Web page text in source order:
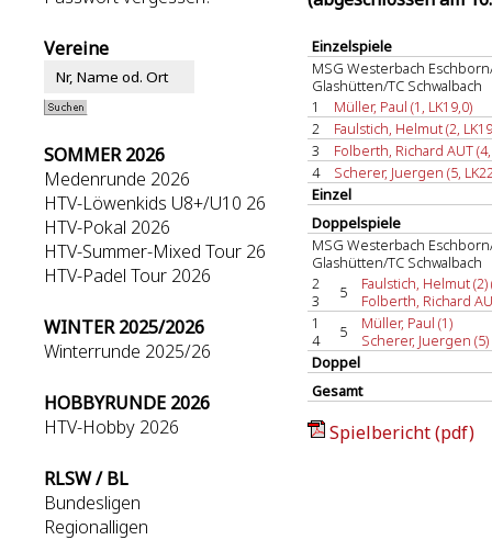
Vereine
SOMMER 2026
Medenrunde 2026
HTV-Löwenkids U8+/U10 26
HTV-Pokal 2026
HTV-Summer-Mixed Tour 26
HTV-Padel Tour 2026
WINTER 2025/2026
Winterrunde 2025/26
HOBBYRUNDE 2026
HTV-Hobby 2026
RLSW / BL
Bundesligen
Regionalligen
Einzelspiele
MSG Westerbach
Glashütten/TC Schwalbach
1
Müller, Paul (1, LK19,0)
2
Faulstich, Helmut (2,
3
Folberth, Richard AUT (4,
4
Scherer, Juergen (5,
Einzel
Doppelspiele
MSG Westerbach
Glashütten/TC Schwalbach
2
3
5
Faulstich, Helmut (2)
Folberth, Richard
1
4
5
Müller, Paul (1)
Scherer, Juergen (5)
Doppel
Gesamt
Spielbericht (pdf)